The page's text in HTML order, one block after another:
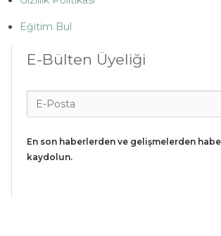
Eğitim Bul
E-Bülten Üyeliği
En son haberlerden ve gelişmelerden
kaydolun.